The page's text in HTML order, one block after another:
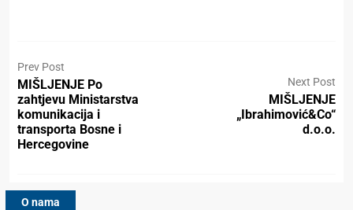
Prev Post
MIŠLJENJE Po
zahtjevu Ministarstva
komunikacija i
transporta Bosne i
Hercegovine
Next Post
MIŠLJENJE
„Ibrahimović&Co“
d.o.o.
O nama